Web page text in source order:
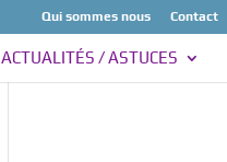
Qui sommes nous Contact
ACTUALITÉS / ASTUCES